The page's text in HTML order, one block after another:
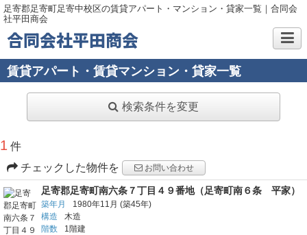
足寄郡足寄町足寄中校区の賃貸アパート・マンション・貸家一覧｜合同会
社平田商会
合同会社平田商会
賃貸アパート・賃貸マンション・貸家一覧
検索条件を変更
1 件
チェックした物件を
お問い合わせ
足寄郡足寄町南六条７丁目４９番地（足寄町南６条 平家）
築年月 1980年11月 (築45年)
構造
木造
階数
1階建